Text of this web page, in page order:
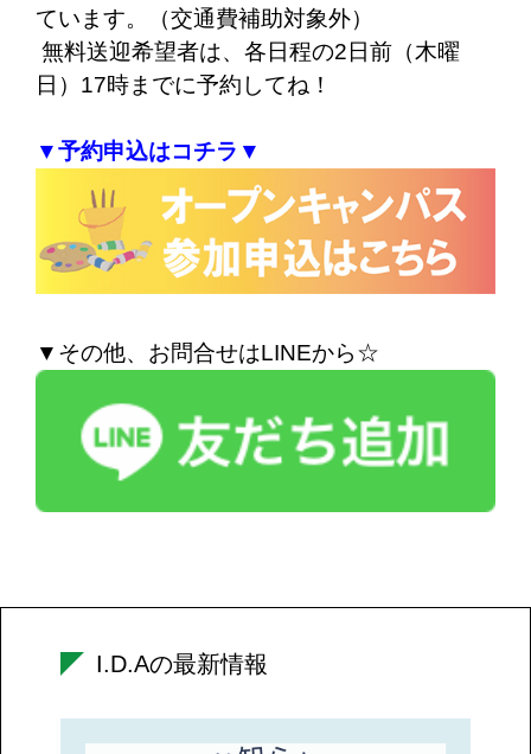
ています。（交通費補助対象外）
無料送迎希望者は、各日程の2日前（木曜
日）17時までに予約してね！
▼予約申込はコチラ▼
▼その他、お問合せはLINEから☆
I.D.Aの最新情報